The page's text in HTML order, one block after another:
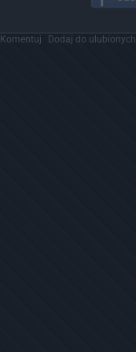
Komentuj Dodaj do ulubionych